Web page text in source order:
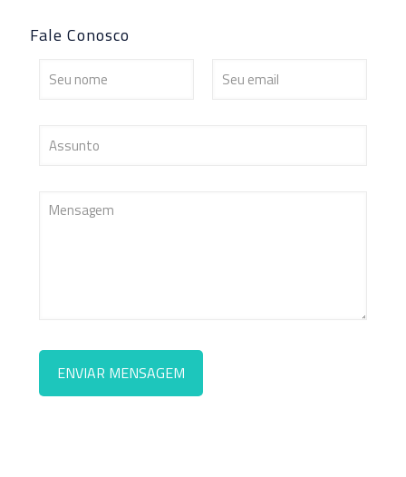
Fale Conosco